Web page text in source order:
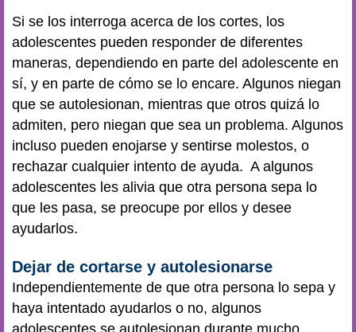
Si se los interroga acerca de los cortes, los
adolescentes pueden responder de diferentes
maneras, dependiendo en parte del adolescente en
sí, y en parte de cómo se lo encare. Algunos niegan
que se autolesionan, mientras que otros quizá lo
admiten, pero niegan que sea un problema. Algunos
incluso pueden enojarse y sentirse molestos, o
rechazar cualquier intento de ayuda. A algunos
adolescentes les alivia que otra persona sepa lo
que les pasa, se preocupe por ellos y desee
ayudarlos.
Dejar de cortarse y autolesionarse
Independientemente de que otra persona lo sepa y
haya intentado ayudarlos o no, algunos
adolescentes se autolesionan durante mucho